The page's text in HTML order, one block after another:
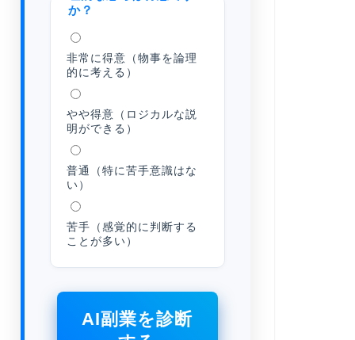
か？
非常に得意（物事を論理
的に考える）
やや得意（ロジカルな説
明ができる）
普通（特に苦手意識はな
い）
苦手（感覚的に判断する
ことが多い）
AI副業を診断